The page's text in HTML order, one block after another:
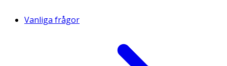
Vanliga frågor